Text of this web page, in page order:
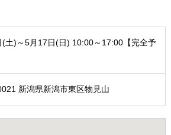
(土)～5月17日(日) 10:00～17:00【完全予
新潟県新潟市東区物見山